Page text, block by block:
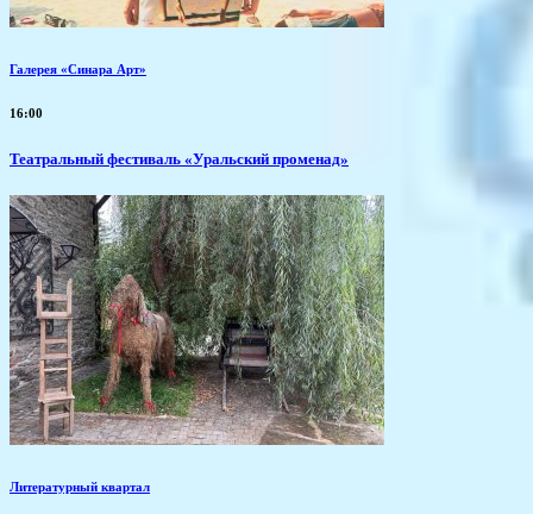
Галерея «Синара Арт»
16:00
Театральный фестиваль «Уральский променад»
Литературный квартал